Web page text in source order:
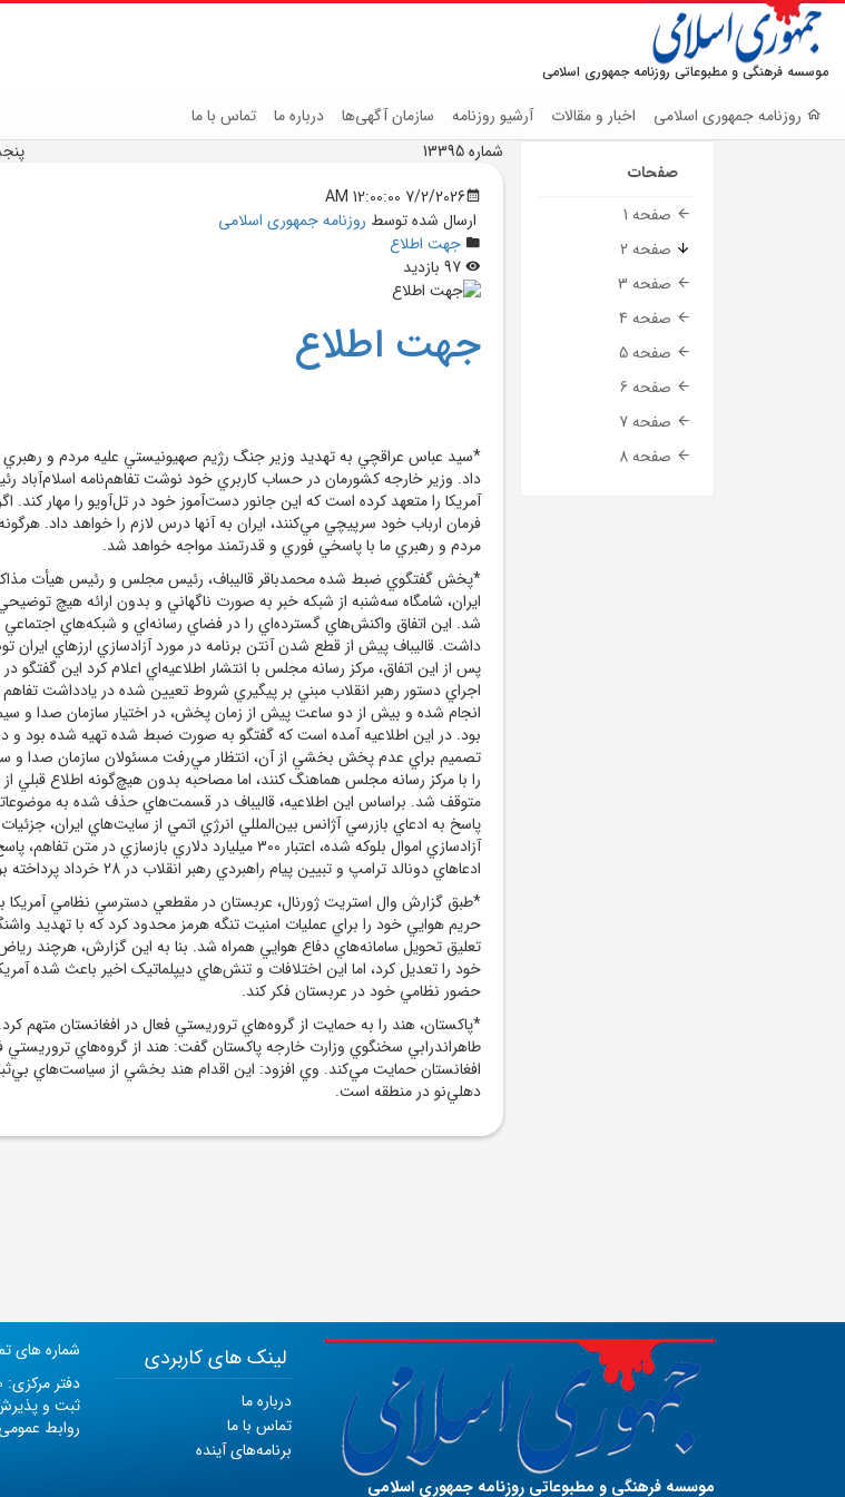
موسسه فرهنگی و مطبوعاتی روزنامه جمهوری اسلامی
روزنامه جمهوری اسلامی اخبار و مقالات آرشیو روزنامه سازمان آگهی‌ها درباره ما تماس با ما
صفحات
صفحه 1
صفحه 2
صفحه 3
صفحه 4
صفحه 5
صفحه 6
صفحه 7
صفحه 8
شماره 13395
7/2/2026 12:00:00 AM
ارسال شده توسط روزنامه جمهوری اسلامی
جهت اطلاع
جهت اطلاع
*سيد عباس عراقچي به تهديد وزير جنگ رژيم صهيونيستي عليه مردم و رهبري
داد. وزير خارجه کشورمان در حساب کاربري خود نوشت تفاهم‌نامه اسلام‌آباد
آمريکا را متعهد کرده است که اين جانور دست‌آموز خود در تل‌آويو را مهار کند. اگر
فرمان ارباب خود سرپيچي مي‌کنند، ايران به آنها درس لازم را خواهد داد.
مردم و رهبري ما با پاسخي فوري و قدرتمند مواجه خواهد شد.
*پخش گفتگوي ضبط‌ شده محمدباقر قاليباف، رئيس مجلس و رئيس هيأت
ايران، شامگاه سه‌شنبه از شبکه خبر به‌ صورت ناگهاني و بدون ارائه هيچ
شد. اين اتفاق واکنش‌هاي گسترده‌اي را در فضاي رسانه‌اي و شبکه‌هاي اجتماعي
داشت. قاليباف پيش از قطع شدن آنتن برنامه در مورد آزادسازي ارزهاي ايران
پس از اين اتفاق، مرکز رسانه مجلس با انتشار اطلاعيه‌اي اعلام کرد اين گفتگو
اجراي دستور رهبر انقلاب مبني بر پيگيري شروط تعيين ‌شده در يادداشت تفاهم
انجام شده و بيش از دو ساعت پيش از زمان پخش، در اختيار سازمان صدا و
بود. در اين اطلاعيه آمده است که گفتگو به‌ صورت ضبط ‌شده تهيه شده بود و
تصميم براي عدم پخش بخشي از آن، انتظار مي‌رفت مسئولان سازمان صدا و
را با مرکز رسانه مجلس هماهنگ کنند، اما مصاحبه بدون هيچ‌گونه اطلاع قبلي
متوقف شد. براساس اين اطلاعيه، قاليباف در قسمت‌هاي حذف ‌شده به
پاسخ به ادعاي بازرسي آژانس بين‌المللي انرژي اتمي از سايت‌هاي ايران،
آزادسازي اموال بلوکه ‌شده، اعتبار 300 ميليارد دلاري بازسازي در متن
ادعاهاي دونالد ترامپ و تبيين پيام راهبردي رهبر انقلاب در 28 خرداد پرداخته بود.
*طبق گزارش وال ‌استريت ژورنال، عربستان در مقطعي دسترسي نظامي آمريکا به
حريم هوايي خود را براي عمليات امنيت تنگه هرمز محدود کرد که با تهديد
تعليق تحويل سامانه‌هاي دفاع هوايي همراه شد. بنا به اين گزارش، هرچند
خود را تعديل کرد، اما اين اختلافات و تنش‌هاي ديپلماتيک اخير باعث شده
حضور نظامي خود در عربستان فکر کند.
*پاکستان، هند را به حمايت از گروه‌هاي تروريستي فعال در افغانستان متهم کرد.
طاهراندرابي سخنگوي وزارت خارجه پاکستان گفت: هند از گروه‌هاي تروريستي
افغانستان حمايت مي‌کند. وي افزود: اين اقدام هند بخشي از سياست‌هاي
دهلي‌نو در منطقه است.
شماره های
دفتر مرکزی: 02177644420
ثبت و پذیرش آگهی:
روابط عمومی:
لینک های کاربردی
درباره ما
تماس با ما
برنامه‌های آینده
موسسه فرهنگی و مطبوعاتی روزنامه جمهوری اسلامی